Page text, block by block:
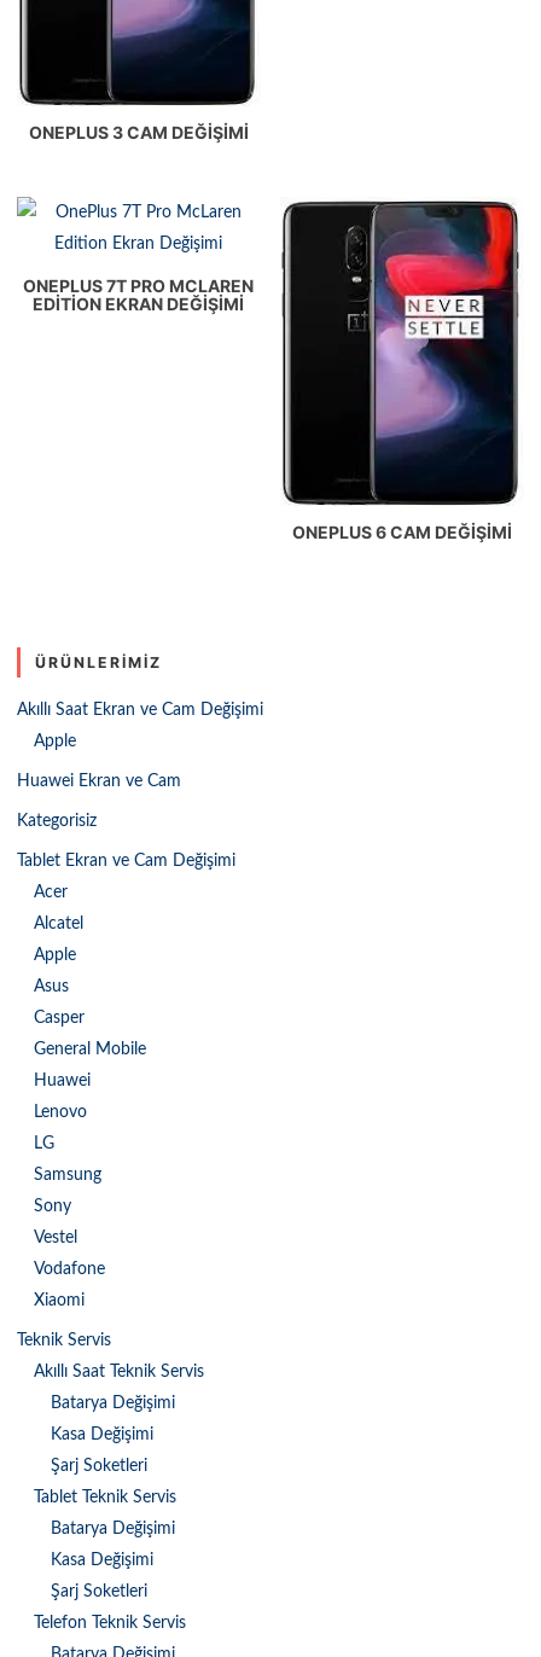
ONEPLUS 3 CAM DEĞIŞIMI
ONEPLUS 7T PRO MCLAREN
EDITION EKRAN DEĞIŞIMI
ONEPLUS 6 CAM DEĞIŞIMI
ÜRÜNLERIMIZ
Akıllı Saat Ekran ve Cam Değişimi
Apple
Huawei Ekran ve Cam
Kategorisiz
Tablet Ekran ve Cam Değişimi
Acer
Alcatel
Apple
Asus
Casper
General Mobile
Huawei
Lenovo
LG
Samsung
Sony
Vestel
Vodafone
Xiaomi
Teknik Servis
Akıllı Saat Teknik Servis
Batarya Değişimi
Kasa Değişimi
Şarj Soketleri
Tablet Teknik Servis
Batarya Değişimi
Kasa Değişimi
Şarj Soketleri
Telefon Teknik Servis